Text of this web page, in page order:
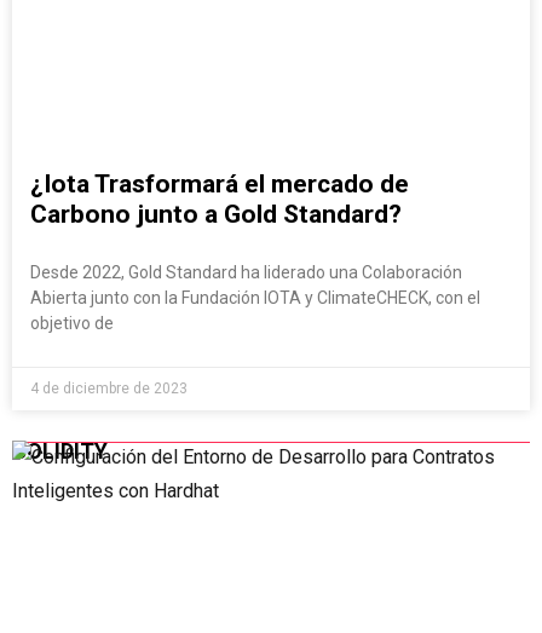
¿Iota Trasformará el mercado de
Carbono junto a Gold Standard?
Desde 2022, Gold Standard ha liderado una Colaboración
Abierta junto con la Fundación IOTA y ClimateCHECK, con el
objetivo de
4 de diciembre de 2023
SOLIDITY